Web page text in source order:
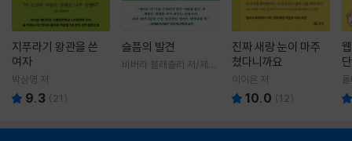
지푸라기 왕관을 쓴
여자
박상영 저
9.3 ( 21 )
슬픔의 발견
바버라 블래츨리 저/제효
진짜 새랑 눈이 마주
쳤다니까요
이이은 저
10.0 (12)